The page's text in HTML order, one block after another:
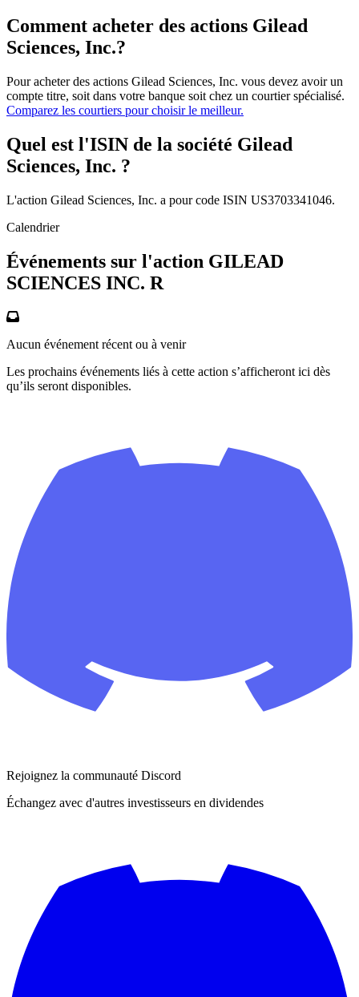
Comment acheter des actions Gilead
Sciences, Inc.?
Pour acheter des actions Gilead Sciences, Inc. vous devez avoir un
compte titre, soit dans votre banque soit chez un courtier spécialisé.
Comparez les courtiers pour choisir le meilleur.
Quel est l'ISIN de la société Gilead
Sciences, Inc. ?
L'action Gilead Sciences, Inc. a pour code ISIN US3703341046.
Calendrier
Événements sur l'action GILEAD
SCIENCES INC. R
Aucun événement récent ou à venir
Les prochains événements liés à cette action s’afficheront ici dès
qu’ils seront disponibles.
Rejoignez la communauté Discord
Échangez avec d'autres investisseurs en dividendes